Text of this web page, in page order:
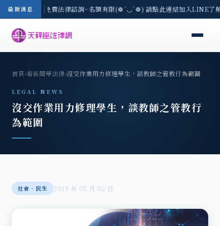
最新消息
8/3(一) 現場免費法律諮詢~名額有限(❁´◡`❁) 請點此連結加入LINE了
首頁›看新聞學法律›沒交作業用力修理學生，談教師之管教行為範圍
LEGAL NEWS
沒交作業用力修理學生，談教師之管教行
為範圍
社會‧民生 2019 年 05 月 02 日